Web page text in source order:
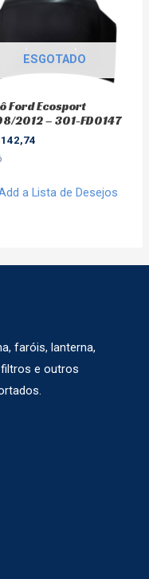
ESGOTADO
Ford Ecosport
2012 – 301-FD0147
a Lista de Desejos
faróis, lanterna,
e outros